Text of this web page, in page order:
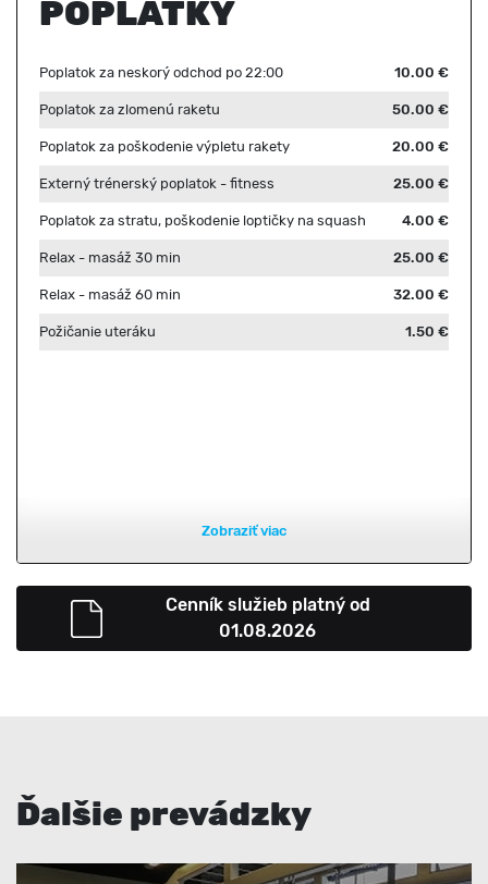
POPLATKY
Poplatok za neskorý odchod po 22:00 10.00 €
Poplatok za zlomenú raketu 50.00 €
Poplatok za poškodenie výpletu rakety 20.00 €
Externý trénerský poplatok - fitness 25.00 €
Poplatok za stratu, poškodenie loptičky na squash 4.00 €
Relax - masáž 30 min 25.00 €
Relax - masáž 60 min 32.00 €
Požičanie uteráku 1.50 €
Zobraziť viac
Cenník služieb platný od
01.08.2026
Ďalšie prevádzky